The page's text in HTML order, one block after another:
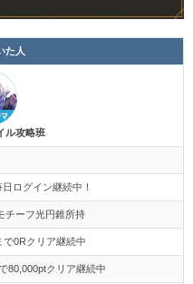
た人
ル攻略班
ログイン継続中！
チーフ光円錐所持
で0Rクリア継続中
80,000ptクリア継続中